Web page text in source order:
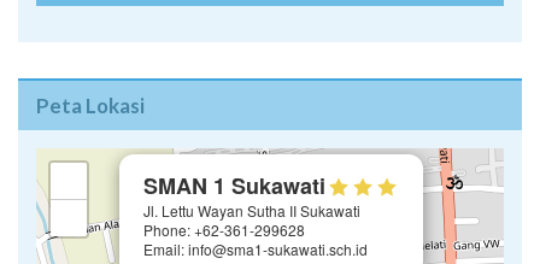
Peta Lokasi
SMAN 1 Sukawati
Jl. Lettu Wayan Sutha II Sukawati
Phone: +62-361-299628
Email: info@sma1-sukawati.sch.id